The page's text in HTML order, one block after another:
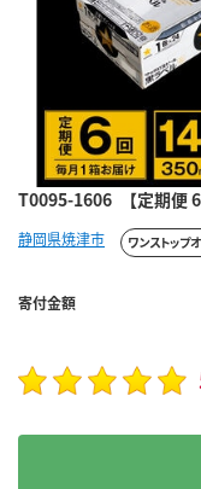
T0095-1606 【定期便 6
静岡県焼津市 ワンストップ
寄付金額